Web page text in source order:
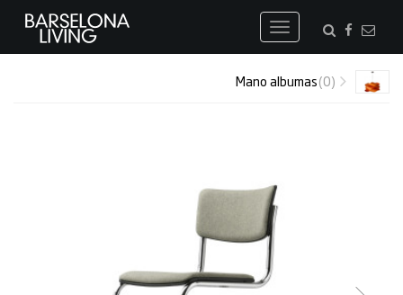
Toggle
navigation
Mano albumas(0)